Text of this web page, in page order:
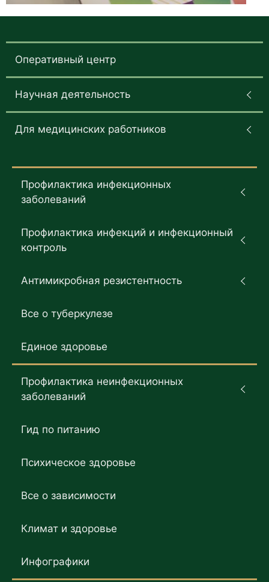
Оперативный центр
Научная деятельность
Для медицинских работников
Профилактика инфекционных
заболеваний
Профилактика инфекций и инфекционный
контроль
Антимикробная резистентность
Все о туберкулезе
Единое здоровье
Профилактика неинфекционных
заболеваний
Гид по питанию
Психическое здоровье
Все о зависимости
Климат и здоровье
Инфографики